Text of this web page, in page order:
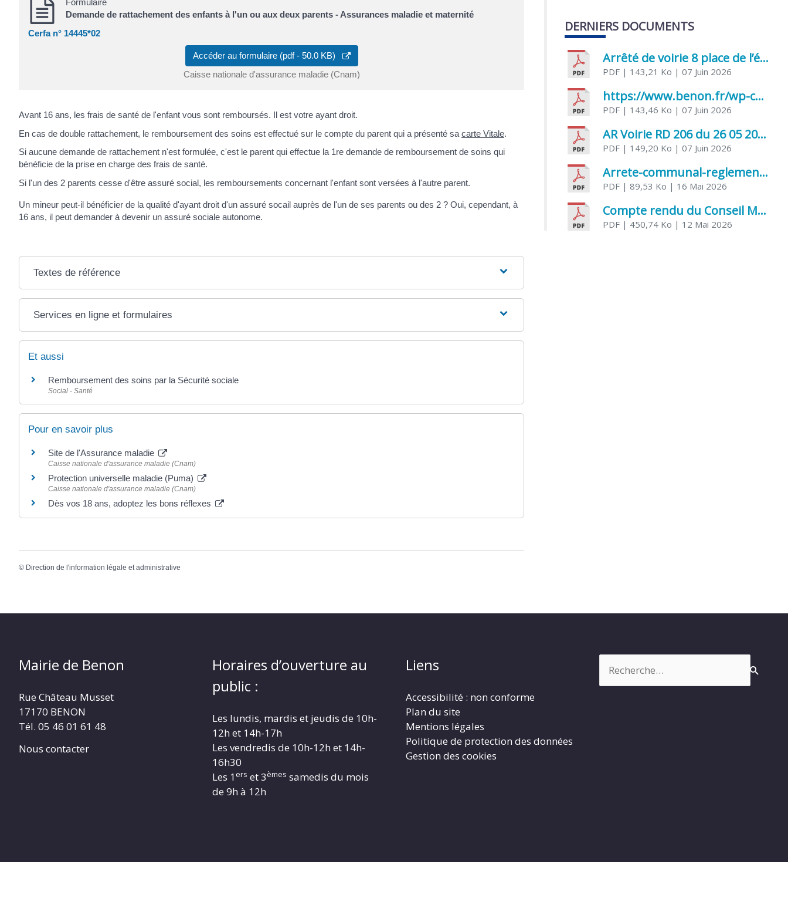
Formulaire
Demande de rattachement des enfants à l'un ou aux deux parents - Assurances maladie et maternité
Cerfa n° 14445*02
Accéder au formulaire (pdf - 50.0 KB)
Caisse nationale d'assurance maladie (Cnam)
Avant 16 ans, les frais de santé de l'enfant vous sont remboursés. Il est votre ayant droit.
En cas de double rattachement, le remboursement des soins est effectué sur le compte du parent qui a présenté sa carte Vitale.
Si aucune demande de rattachement n'est formulée, c'est le parent qui effectue la 1re demande de remboursement de soins qui
bénéficie de la prise en charge des frais de santé.
Si l'un des 2 parents cesse d'être assuré social, les remboursements concernant l'enfant sont versées à l'autre parent.
Un mineur peut-il bénéficier de la qualité d'ayant droit d'un assuré socail auprès de l'un de ses parents ou des 2 ? Oui, cependant, à
16 ans, il peut demander à devenir un assuré sociale autonome.
Textes de référence
Services en ligne et formulaires
Et aussi
Remboursement des soins par la Sécurité sociale
Social - Santé
Pour en savoir plus
Site de l'Assurance maladie
Caisse nationale d'assurance maladie (Cnam)
Protection universelle maladie (Puma)
Caisse nationale d'assurance maladie (Cnam)
Dès vos 18 ans, adoptez les bons réflexes
© Direction de l'information légale et administrative
DERNIERS DOCUMENTS
Arrêté de voirie 8 place de l’église 17170 Benon
PDF | 143,21 Ko | 07 Juin 2026
https://www.benon.fr/wp-content/uploads/2026/06/AR-Voirie-Chemin-de-Lafond-du-26-05-2026.pdf
PDF | 143,46 Ko | 07 Juin 2026
AR Voirie RD 206 du 26 05 2026
PDF | 149,20 Ko | 07 Juin 2026
Arrete-communal-reglemenatnt-des-bruits-de-voisinage-et-des-activites-bruyantes
PDF | 89,53 Ko | 16 Mai 2026
Compte rendu du Conseil Municipal du 06 mai 2026
PDF | 450,74 Ko | 12 Mai 2026
Mairie de Benon
Rue Château Musset
17170 BENON
Tél. 05 46 01 61 48
Nous contacter
Horaires d’ouverture au
public :
Les lundis, mardis et jeudis de 10h-
12h et 14h-17h
Les vendredis de 10h-12h et 14h-
16h30
Les 1 ers et 3èmes samedis du mois
de 9h à 12h
Liens
Accessibilité : non conforme
Plan du site
Mentions légales
Politique de protection des données
Gestion des cookies